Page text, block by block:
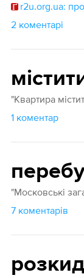
r2u.org.ua:
2 коментарі
"Квартира
1 коментар
"Московські
7 коментарів